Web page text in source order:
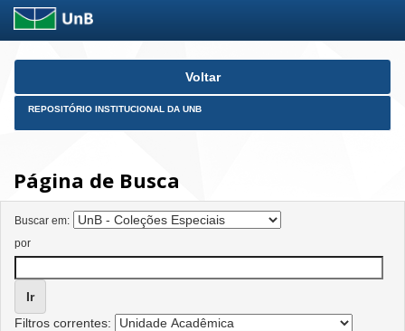
Skip
Voltar
REPOSITÓRIO INSTITUCIONAL DA UNB
Página de Busca
Buscar em:
por
Filtros correntes: